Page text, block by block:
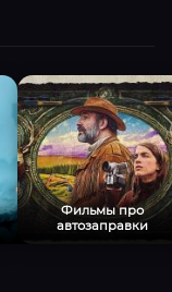
Фильмы про
автозаправки